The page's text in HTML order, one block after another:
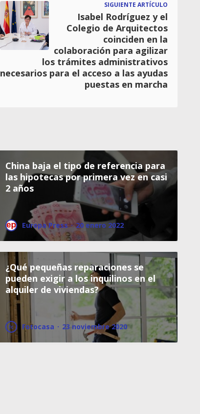
SIGUIENTE ARTÍCULO
Isabel Rodríguez y el
Colegio de Arquitectos
coinciden en la
colaboración para agilizar
los trámites administrativos
necesarios para el acceso a las ayudas
puestas en marcha
China baja el tipo de referencia para
las hipotecas por primera vez en casi
2 años
Europa Press · 20 enero 2022
¿Qué pequeñas reparaciones se
pueden exigir a los inquilinos en el
alquiler de viviendas?
Fotocasa · 23 noviembre 2020